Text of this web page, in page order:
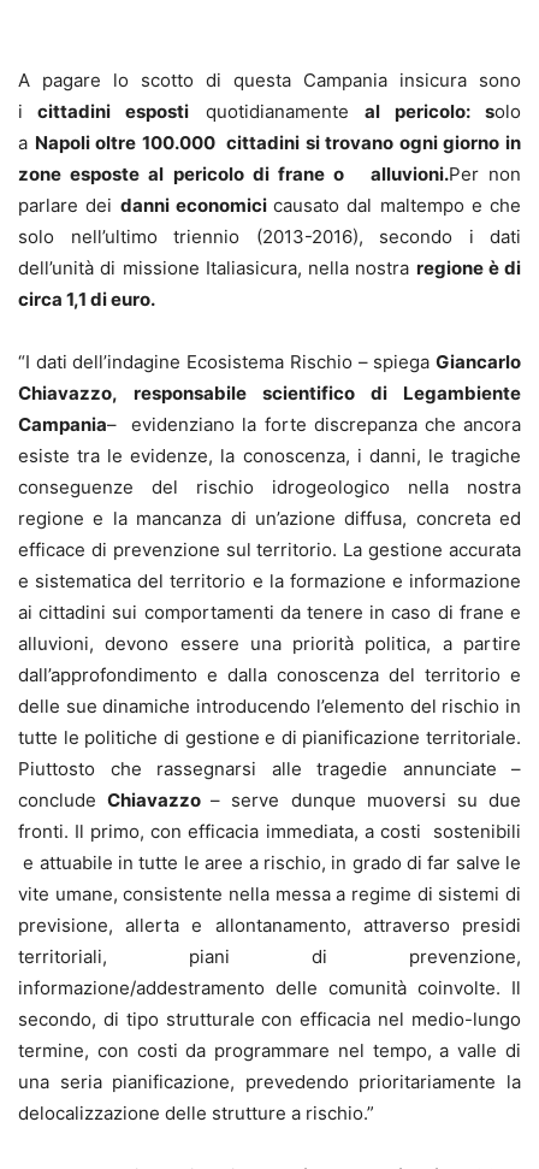
A pagare lo scotto di questa Campania insicura sono
i cittadini esposti quotidianamente al pericolo: solo
a Napoli oltre 100.000 cittadini si trovano ogni giorno in
zone esposte al pericolo di frane o alluvioni.Per non
parlare dei danni economici causato dal maltempo e che
solo nell’ultimo triennio (2013-2016), secondo i dati
dell’unità di missione Italiasicura, nella nostra regione è di
circa 1,1 di euro.
“I dati dell’indagine Ecosistema Rischio – spiega Giancarlo
Chiavazzo, responsabile scientifico di Legambiente
Campania– evidenziano la forte discrepanza che ancora
esiste tra le evidenze, la conoscenza, i danni, le tragiche
conseguenze del rischio idrogeologico nella nostra
regione e la mancanza di un’azione diffusa, concreta ed
efficace di prevenzione sul territorio. La gestione accurata
e sistematica del territorio e la formazione e informazione
ai cittadini sui comportamenti da tenere in caso di frane e
alluvioni, devono essere una priorità politica, a partire
dall’approfondimento e dalla conoscenza del territorio e
delle sue dinamiche introducendo l’elemento del rischio in
tutte le politiche di gestione e di pianificazione territoriale.
Piuttosto che rassegnarsi alle tragedie annunciate –
concludeChiavazzo – serve dunque muoversi su due
fronti. Il primo, con efficacia immediata, a costi sostenibili
e attuabile in tutte le aree a rischio, in grado di far salve le
vite umane, consistente nella messa a regime di sistemi di
previsione, allerta e allontanamento, attraverso presidi
territoriali, piani di prevenzione,
informazione/addestramento delle comunità coinvolte. Il
secondo, di tipo strutturale con efficacia nel medio-lungo
termine, con costi da programmare nel tempo, a valle di
una seria pianificazione, prevedendo prioritariamente la
delocalizzazione delle strutture a rischio.”